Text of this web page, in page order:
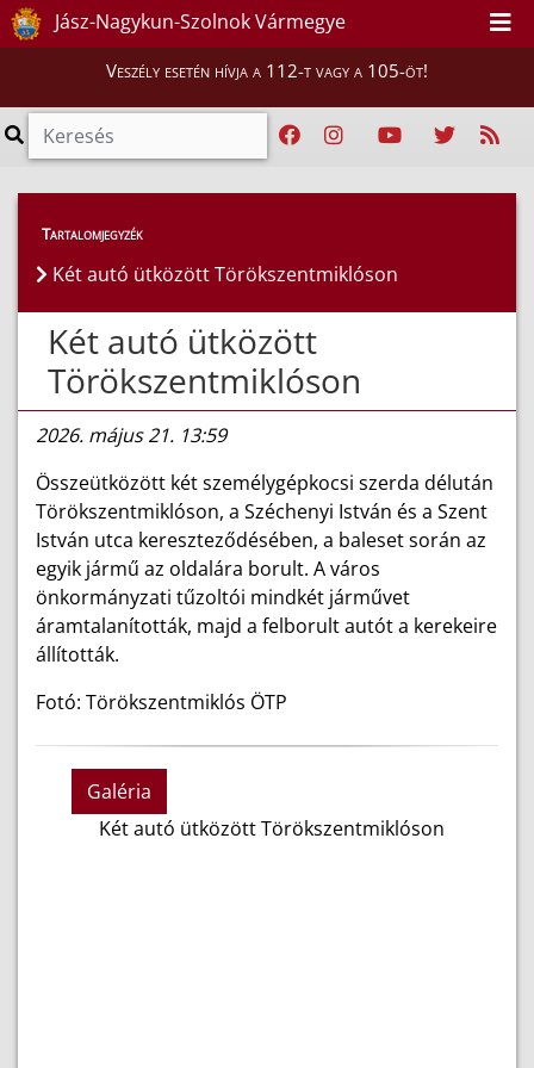
Jász-Nagykun-Szolnok Vármegye
Veszély esetén hívja a 112-t vagy a 105-öt!
Híreink > Hírek
Tartalomjegyzék
Két autó ütközött Törökszentmiklóson
Két autó ütközött
Törökszentmiklóson
2026. május 21. 13:59
Összeütközött két személygépkocsi szerda délután
Törökszentmiklóson, a Széchenyi István és a Szent
István utca kereszteződésében, a baleset során az
egyik jármű az oldalára borult. A város
önkormányzati tűzoltói mindkét járművet
áramtalanították, majd a felborult autót a kerekeire
állították.
Fotó: Törökszentmiklós ÖTP
Galéria
Két autó ütközött Törökszentmiklóson